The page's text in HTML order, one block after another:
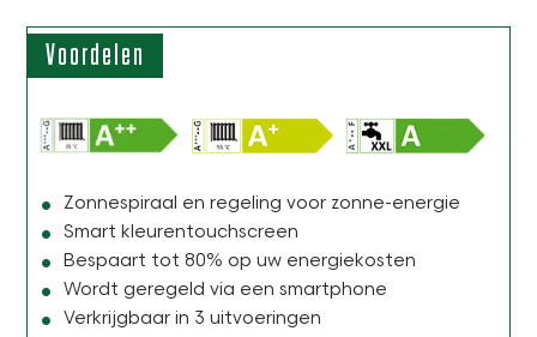
Voordelen
Zonnespiraal en regeling voor zonne-energie
Smart kleurentouchscreen
Bespaart tot 80% op uw energiekosten
Wordt geregeld via een smartphone
Verkrijgbaar in 3 uitvoeringen